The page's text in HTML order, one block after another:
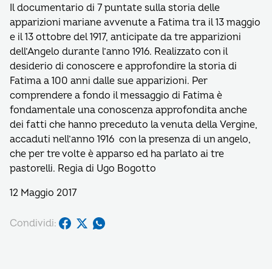
Il documentario di 7 puntate sulla storia delle
apparizioni mariane avvenute a Fatima tra il 13 maggio
e il 13 ottobre del 1917, anticipate da tre apparizioni
dell’Angelo durante l’anno 1916. Realizzato con il
desiderio di conoscere e approfondire la storia di
Fatima a 100 anni dalle sue apparizioni. Per
comprendere a fondo il messaggio di Fatima è
fondamentale una conoscenza approfondita anche
dei fatti che hanno preceduto la venuta della Vergine,
accaduti nell’anno 1916 con la presenza di un angelo,
che per tre volte è apparso ed ha parlato ai tre
pastorelli. Regia di Ugo Bogotto
12 Maggio 2017
Condividi: